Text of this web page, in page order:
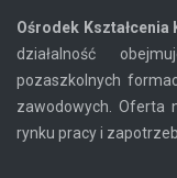
Ośrodek Kształcenia
działalność
pozaszkolnych
zawodowych. Oferta
rynku pracy i